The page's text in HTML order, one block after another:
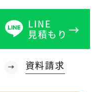
LINE
見積もり
資料請求